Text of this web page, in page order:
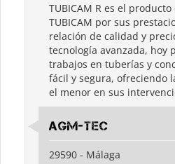
TUBICAM R es el
TUBICAM por sus
relación de calidad y
tecnología avanzada, hoy
trabajos en tuberías y
fácil y segura, ofreciendo
el menor en sus
AGM-TEC
29590 - Málaga